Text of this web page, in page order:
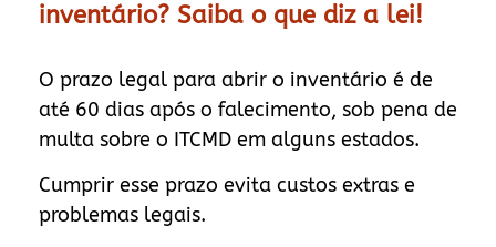
inventário? Saiba o que diz a lei!
O prazo legal para abrir o inventário é de
até 60 dias após o falecimento, sob pena de
multa sobre o ITCMD em alguns estados.
Cumprir esse prazo evita custos extras e
problemas legais.